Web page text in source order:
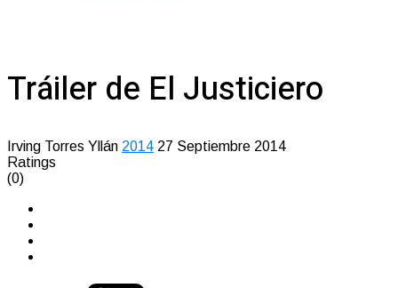
Tráiler de El Justiciero
Irving Torres Yllán 2014 27 Septiembre 2014
Ratings
(0)